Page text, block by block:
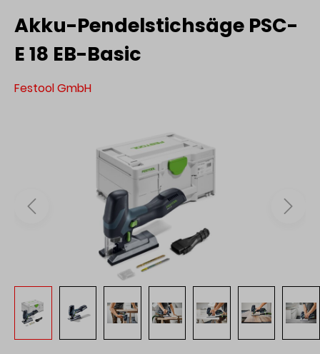
Akku-Pendelstichsäge PSC-
E 18 EB-Basic
Festool GmbH